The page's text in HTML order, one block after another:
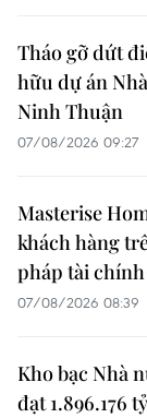
Tháo gỡ dứt
hữu dự án
Ninh Thuận
07/08/2026 09:27
Masterise
khách hàng
pháp tài
07/08/2026 08:39
Kho bạc Nhà
đạt 1.896.176